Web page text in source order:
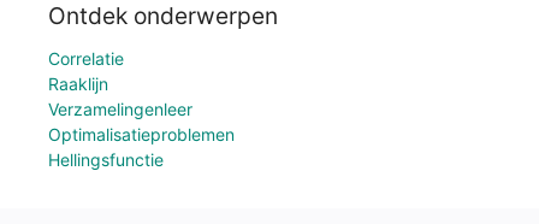
Ontdek onderwerpen
Correlatie
Raaklijn
Verzamelingenleer
Optimalisatieproblemen
Hellingsfunctie